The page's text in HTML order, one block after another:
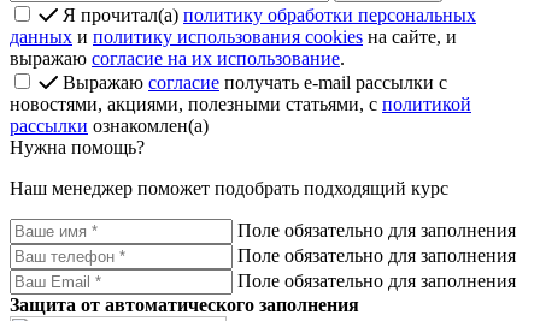
Я прочитал(а) политику обработки персональных
данных и политику использования cookies на сайте, и
выражаю согласие на их использование.
Выражаю согласие получать e-mail рассылки с
новостями, акциями, полезными статьями, с политикой
рассылки ознакомлен(а)
Нужна помощь?
Наш менеджер поможет подобрать подходящий курс
Поле обязательно для заполнения
Поле обязательно для заполнения
Поле обязательно для заполнения
Защита от автоматического заполнения